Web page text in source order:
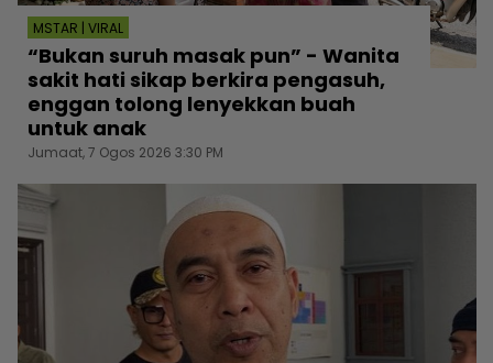
MSTAR | VIRAL
“Bukan suruh masak pun” - Wanita
sakit hati sikap berkira pengasuh,
enggan tolong lenyekkan buah
untuk anak
Jumaat, 7 Ogos 2026 3:30 PM